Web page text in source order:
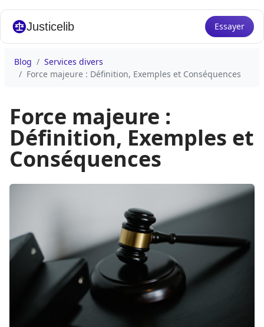
Justicelib Essayer
Blog
Services divers
Force majeure : Définition, Exemples et Conséquences
Force majeure :
Définition, Exemples et
Conséquences